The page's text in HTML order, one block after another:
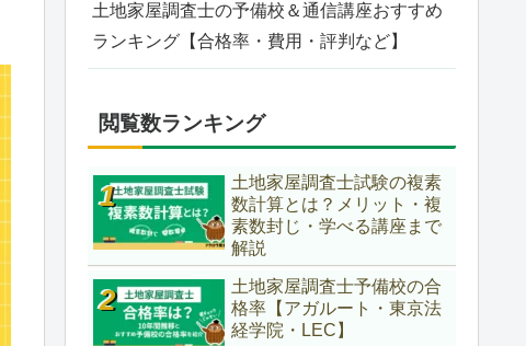
土地家屋調査士の予備校＆通信講座おすすめ
ランキング【合格率・費用・評判など】
閲覧数ランキング
土地家屋調査士試験の複素
数計算とは？メリット・複
素数封じ・学べる講座まで
解説
土地家屋調査士予備校の合
格率【アガルート・東京法
経学院・LEC】